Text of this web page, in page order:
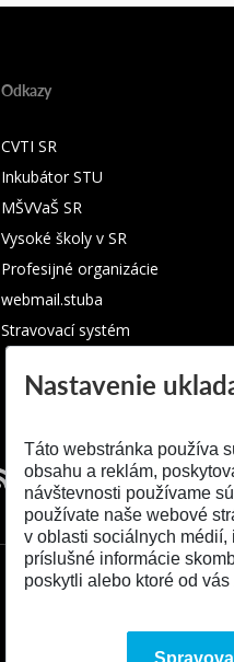
Odkazy
CVTI SR
Inkubátor STU
MŠVVaŠ SR
Vysoké školy v SR
Profesijné organizácie
webmail.stuba
Stravovací systém
Nastavenie
Táto webstránka používa
obsahu a reklám,
návštevnosti používame
používate naše webové
v oblasti sociálnych médií,
príslušné informácie
poskytli alebo ktoré od